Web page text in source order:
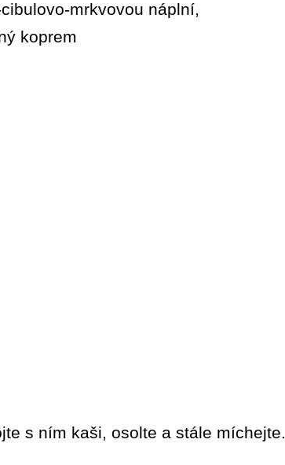
s ním kaši, osolte a stále míchejte.